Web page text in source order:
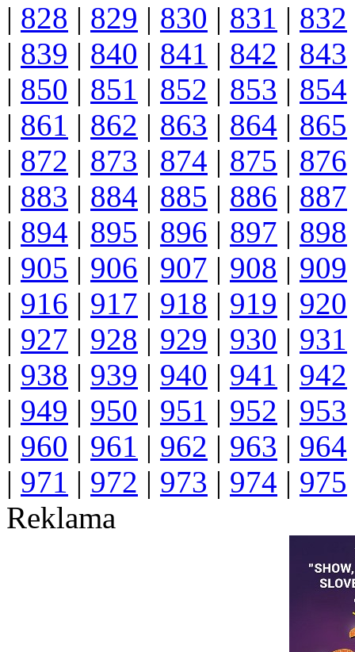
| 828 | 829 | 830 | 831 | 832
| 839 | 840 | 841 | 842 | 843
| 850 | 851 | 852 | 853 | 854
| 861 | 862 | 863 | 864 | 865
| 872 | 873 | 874 | 875 | 876
| 883 | 884 | 885 | 886 | 887
| 894 | 895 | 896 | 897 | 898
| 905 | 906 | 907 | 908 | 909
| 916 | 917 | 918 | 919 | 920
| 927 | 928 | 929 | 930 | 931
| 938 | 939 | 940 | 941 | 942
| 949 | 950 | 951 | 952 | 953
| 960 | 961 | 962 | 963 | 964
| 971 | 972 | 973 | 974 | 975
Reklama